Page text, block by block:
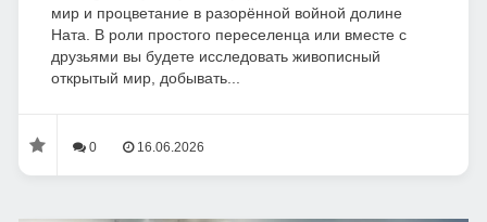
мир и процветание в разорённой войной долине
Ната. В роли простого переселенца или вместе с
друзьями вы будете исследовать живописный
открытый мир, добывать...
0 16.06.2026